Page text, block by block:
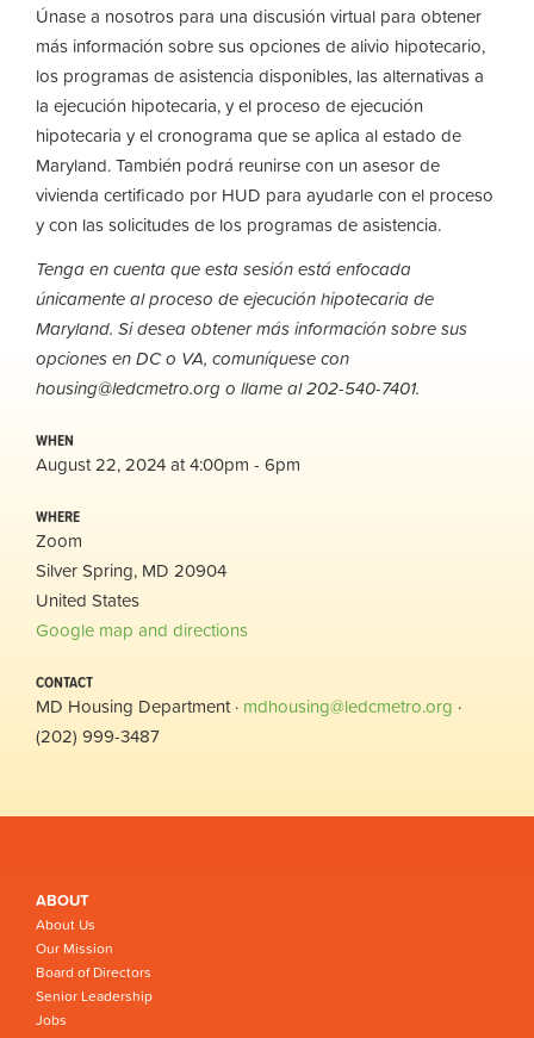
Únase a nosotros para una discusión virtual para obtener
más información sobre sus opciones de alivio hipotecario,
los programas de asistencia disponibles, las alternativas a
la ejecución hipotecaria, y el proceso de ejecución
hipotecaria y el cronograma que se aplica al estado de
Maryland. También podrá reunirse con un asesor de
vivienda certificado por HUD para ayudarle con el proceso
y con las solicitudes de los programas de asistencia.
Tenga en cuenta que esta sesión está enfocada
únicamente al proceso de ejecución hipotecaria de
Maryland. Si desea obtener más información sobre sus
opciones en DC o VA, comuníquese con
housing@ledcmetro.org o llame al 202-540-7401.
WHEN
August 22, 2024 at 4:00pm - 6pm
WHERE
Zoom
Silver Spring, MD 20904
United States
Google map and directions
CONTACT
MD Housing Department · mdhousing@ledcmetro.org ·
(202) 999-3487
ABOUT
About Us
Our Mission
Board of Directors
Senior Leadership
Jobs